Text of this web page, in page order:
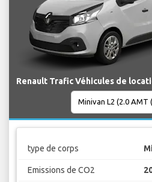
Renault Trafic Véhicules de
type de corps
Emissions de CO2